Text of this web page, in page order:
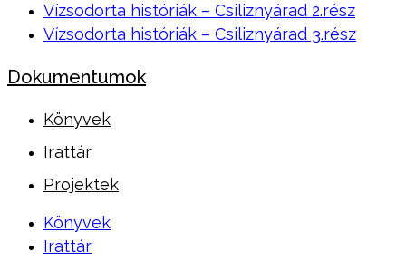
Vízsodorta históriák – Csiliznyárad 2.rész
Vízsodorta históriák – Csiliznyárad 3.rész
Dokumentumok
Könyvek
Irattár
Projektek
Könyvek
Irattár